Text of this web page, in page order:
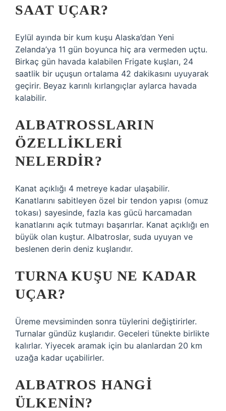
SAAT UÇAR?
Eylül ayında bir kum kuşu Alaska’dan Yeni
Zelanda’ya 11 gün boyunca hiç ara vermeden uçtu.
Birkaç gün havada kalabilen Frigate kuşları, 24
saatlik bir uçuşun ortalama 42 dakikasını uyuyarak
geçirir. Beyaz karınlı kırlangıçlar aylarca havada
kalabilir.
ALBATROSSLARIN
ÖZELLIKLERI
NELERDIR?
Kanat açıklığı 4 metreye kadar ulaşabilir.
Kanatlarını sabitleyen özel bir tendon yapısı (omuz
tokası) sayesinde, fazla kas gücü harcamadan
kanatlarını açık tutmayı başarırlar. Kanat açıklığı en
büyük olan kuştur. Albatroslar, suda uyuyan ve
beslenen derin deniz kuşlarıdır.
TURNA KUŞU NE KADAR
UÇAR?
Üreme mevsiminden sonra tüylerini değiştirirler.
Turnalar gündüz kuşlarıdır. Geceleri tünekte birlikte
kalırlar. Yiyecek aramak için bu alanlardan 20 km
uzağa kadar uçabilirler.
ALBATROS HANGI
ÜLKENIN?